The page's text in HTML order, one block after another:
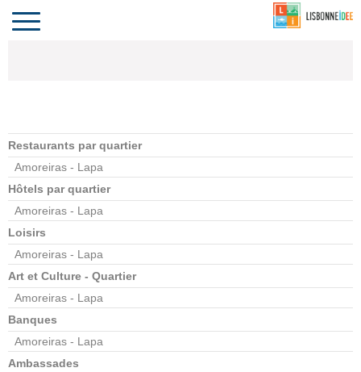
LE PORTUGAL
Toggle
navigation
Restaurants par quartier
Amoreiras - Lapa
Hôtels par quartier
Amoreiras - Lapa
Loisirs
Amoreiras - Lapa
Art et Culture - Quartier
Amoreiras - Lapa
Banques
Amoreiras - Lapa
Ambassades